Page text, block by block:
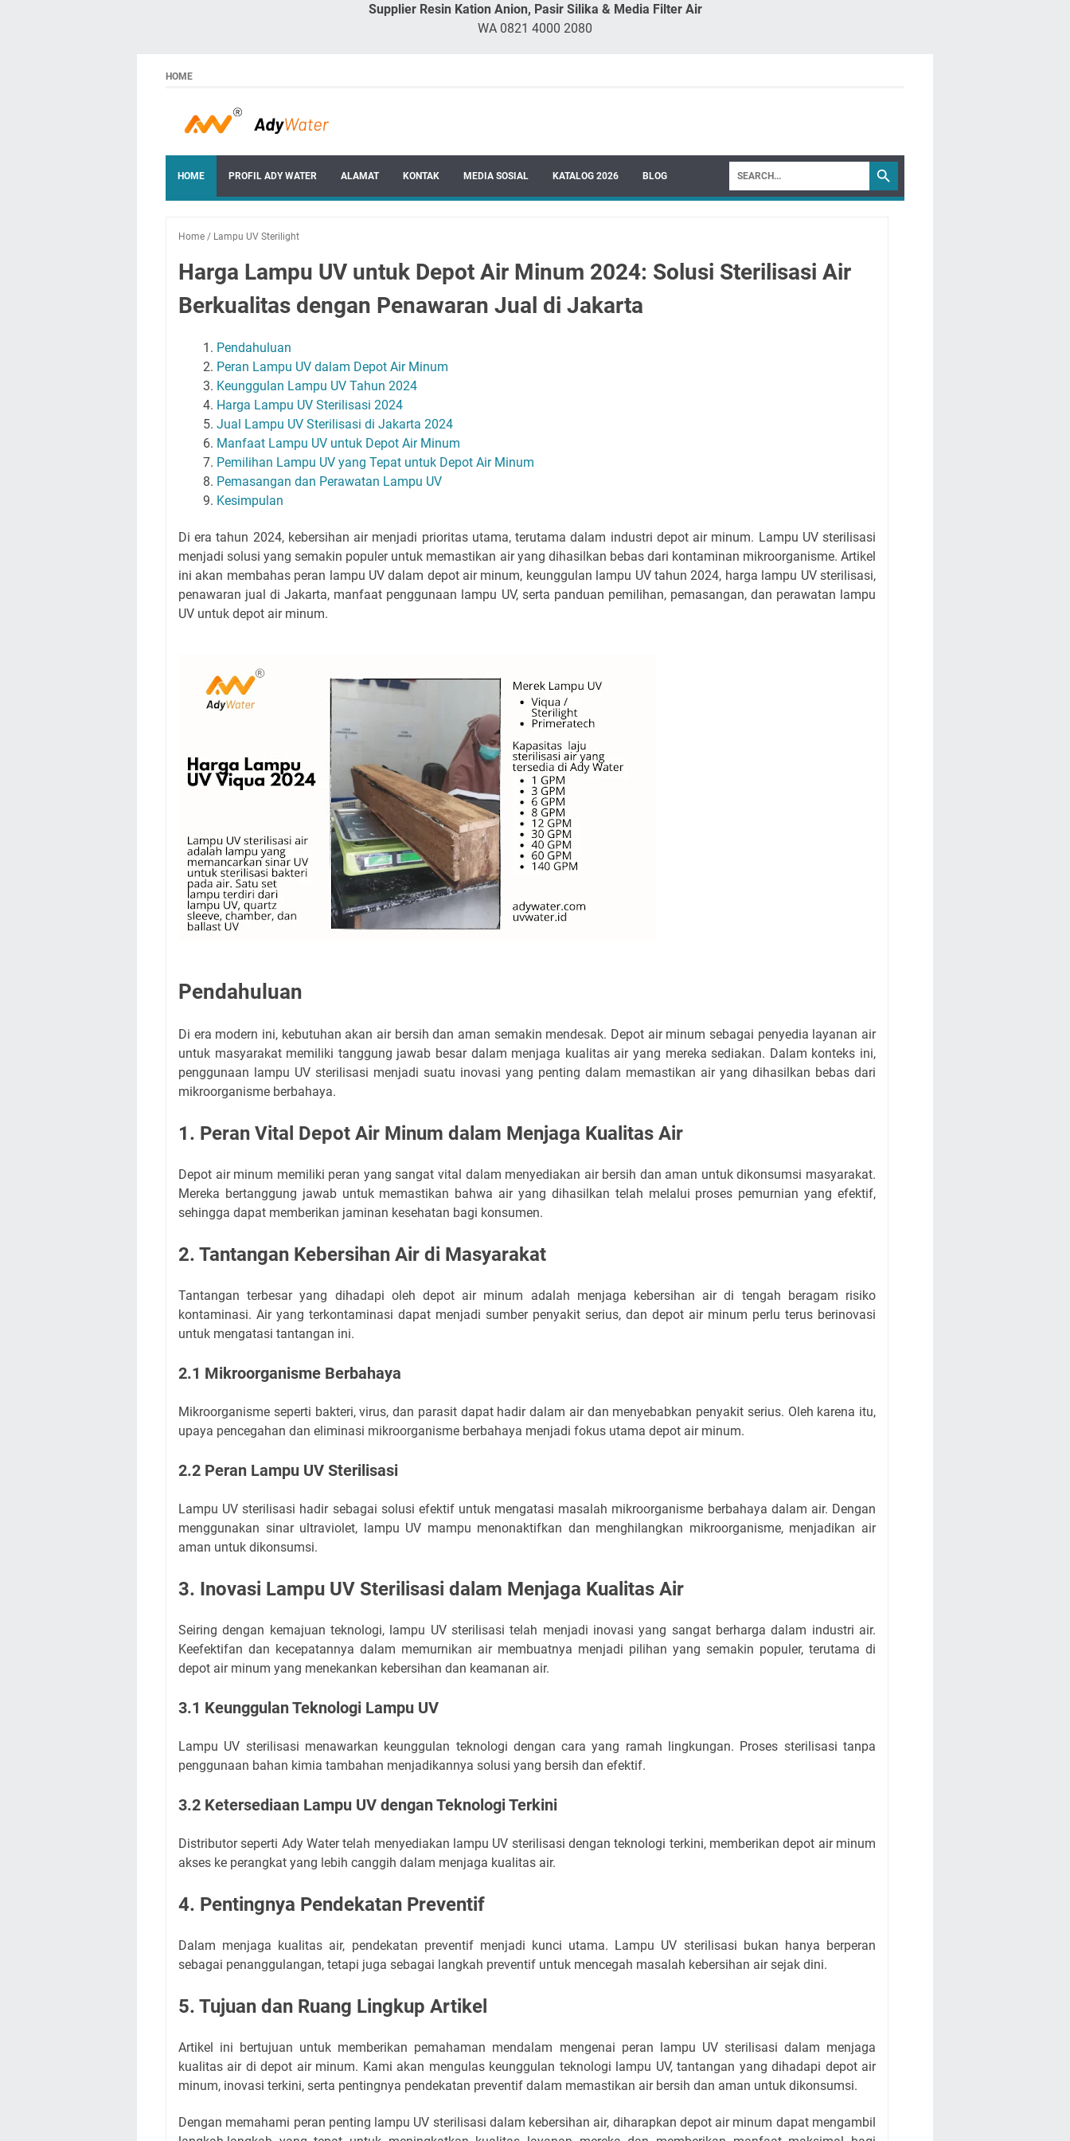
Supplier Resin Kation Anion, Pasir Silika & Media Filter Air
WA 0821 4000 2080
HOME
HOME PROFIL ADY WATER ALAMAT KONTAK MEDIA SOSIAL KATALOG 2026 BLOG
Home / Lampu UV Sterilight
Harga Lampu UV untuk Depot Air Minum 2024: Solusi Sterilisasi Air
Berkualitas dengan Penawaran Jual di Jakarta
Pendahuluan
Peran Lampu UV dalam Depot Air Minum
Keunggulan Lampu UV Tahun 2024
Harga Lampu UV Sterilisasi 2024
Jual Lampu UV Sterilisasi di Jakarta 2024
Manfaat Lampu UV untuk Depot Air Minum
Pemilihan Lampu UV yang Tepat untuk Depot Air Minum
Pemasangan dan Perawatan Lampu UV
Kesimpulan
Di era tahun 2024, kebersihan air menjadi prioritas utama, terutama dalam industri depot air minum. Lampu UV sterilisasi
menjadi solusi yang semakin populer untuk memastikan air yang dihasilkan bebas dari kontaminan mikroorganisme. Artikel
ini akan membahas peran lampu UV dalam depot air minum, keunggulan lampu UV tahun 2024, harga lampu UV sterilisasi,
penawaran jual di Jakarta, manfaat penggunaan lampu UV, serta panduan pemilihan, pemasangan, dan perawatan lampu
UV untuk depot air minum.
Pendahuluan
Di era modern ini, kebutuhan akan air bersih dan aman semakin mendesak. Depot air minum sebagai penyedia layanan air
untuk masyarakat memiliki tanggung jawab besar dalam menjaga kualitas air yang mereka sediakan. Dalam konteks ini,
penggunaan lampu UV sterilisasi menjadi suatu inovasi yang penting dalam memastikan air yang dihasilkan bebas dari
mikroorganisme berbahaya.
1. Peran Vital Depot Air Minum dalam Menjaga Kualitas Air
Depot air minum memiliki peran yang sangat vital dalam menyediakan air bersih dan aman untuk dikonsumsi masyarakat.
Mereka bertanggung jawab untuk memastikan bahwa air yang dihasilkan telah melalui proses pemurnian yang efektif,
sehingga dapat memberikan jaminan kesehatan bagi konsumen.
2. Tantangan Kebersihan Air di Masyarakat
Tantangan terbesar yang dihadapi oleh depot air minum adalah menjaga kebersihan air di tengah beragam risiko
kontaminasi. Air yang terkontaminasi dapat menjadi sumber penyakit serius, dan depot air minum perlu terus berinovasi
untuk mengatasi tantangan ini.
2.1 Mikroorganisme Berbahaya
Mikroorganisme seperti bakteri, virus, dan parasit dapat hadir dalam air dan menyebabkan penyakit serius. Oleh karena itu,
upaya pencegahan dan eliminasi mikroorganisme berbahaya menjadi fokus utama depot air minum.
2.2 Peran Lampu UV Sterilisasi
Lampu UV sterilisasi hadir sebagai solusi efektif untuk mengatasi masalah mikroorganisme berbahaya dalam air. Dengan
menggunakan sinar ultraviolet, lampu UV mampu menonaktifkan dan menghilangkan mikroorganisme, menjadikan air
aman untuk dikonsumsi.
3. Inovasi Lampu UV Sterilisasi dalam Menjaga Kualitas Air
Seiring dengan kemajuan teknologi, lampu UV sterilisasi telah menjadi inovasi yang sangat berharga dalam industri air.
Keefektifan dan kecepatannya dalam memurnikan air membuatnya menjadi pilihan yang semakin populer, terutama di
depot air minum yang menekankan kebersihan dan keamanan air.
3.1 Keunggulan Teknologi Lampu UV
Lampu UV sterilisasi menawarkan keunggulan teknologi dengan cara yang ramah lingkungan. Proses sterilisasi tanpa
penggunaan bahan kimia tambahan menjadikannya solusi yang bersih dan efektif.
3.2 Ketersediaan Lampu UV dengan Teknologi Terkini
Distributor seperti Ady Water telah menyediakan lampu UV sterilisasi dengan teknologi terkini, memberikan depot air minum
akses ke perangkat yang lebih canggih dalam menjaga kualitas air.
4. Pentingnya Pendekatan Preventif
Dalam menjaga kualitas air, pendekatan preventif menjadi kunci utama. Lampu UV sterilisasi bukan hanya berperan
sebagai penanggulangan, tetapi juga sebagai langkah preventif untuk mencegah masalah kebersihan air sejak dini.
5. Tujuan dan Ruang Lingkup Artikel
Artikel ini bertujuan untuk memberikan pemahaman mendalam mengenai peran lampu UV sterilisasi dalam menjaga
kualitas air di depot air minum. Kami akan mengulas keunggulan teknologi lampu UV, tantangan yang dihadapi depot air
minum, inovasi terkini, serta pentingnya pendekatan preventif dalam memastikan air bersih dan aman untuk dikonsumsi.
Dengan memahami peran penting lampu UV sterilisasi dalam kebersihan air, diharapkan depot air minum dapat mengambil